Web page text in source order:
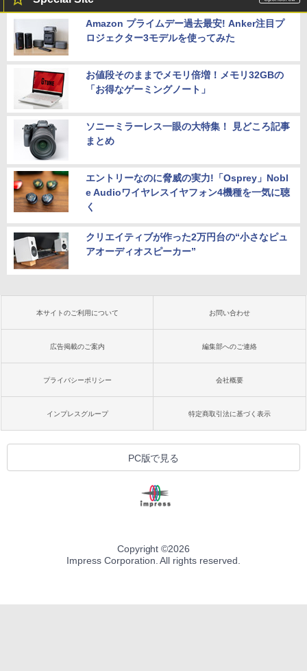
Amazon プライムデー過去最安! Anker注目プ
ロジェクター3モデルを使ってみた
お値段そのままでメモリ倍増！メモリ32GBの
「お得なゲーミングノート」
ソニーミラーレス一眼の大特集！ 見どころ記事
まとめ
エントリーなのに脅威の実力!「Osprey」Nobl
e Audioワイヤレスイヤフォン4機種を一気に聴
く
クリエイティブが作った2万円台の“小さなピュ
アオーディオスピーカー”
本サイトのご利用について お問い合わせ
広告掲載のご案内 編集部へのご連絡
プライバシーポリシー 会社概要
インプレスグループ 特定商取引法に基づく表示
PC版で見る
Copyright ©2026
Impress Corporation. All rights reserved.